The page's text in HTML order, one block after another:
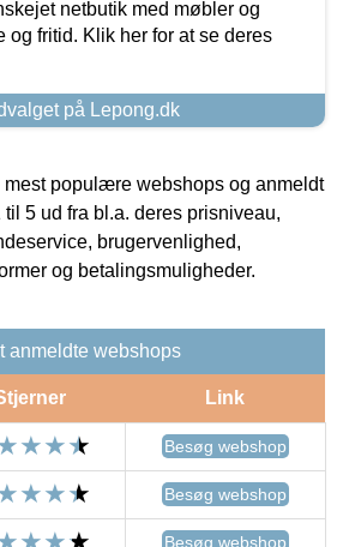
netbutik med møbler og
og fritid. Klik her for at se deres
på Lepong.dk
populære webshops og anmeldt
5 ud fra bl.a. deres prisniveau,
brugervenlighed,
og betalingsmuligheder.
anmeldte webshops
Link
Besøg webshop
Besøg webshop
Besøg webshop